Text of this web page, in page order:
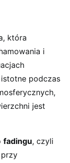
która
i
podczas
jest
fadingu, czyli